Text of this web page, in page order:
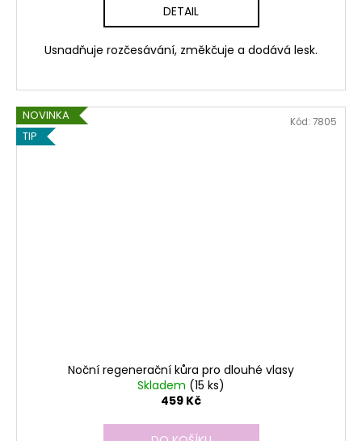
DETAIL
Usnadňuje rozčesávání, změkčuje a dodává lesk.
NOVINKA
TIP
Noční regenerační kůra pro dlouhé vlasy
Skladem (15 ks)
459 Kč
Kód: 7805